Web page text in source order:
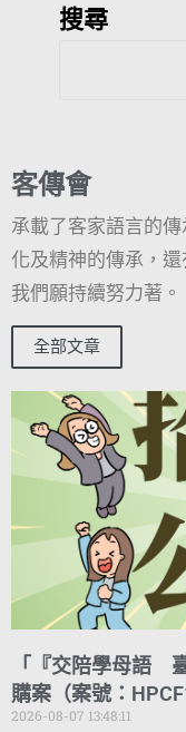
搜尋
客傳會
承載了客家語言的
化及精神的傳承，
我們願持續努力著。
全部文章
「『交陪學母語
購案（案號：
2026-08-07 13:48:11